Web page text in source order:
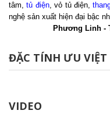
tâm,tủ điện, vỏ tủ điện,
nghệ sản xuất hiện đại bậc
Phương Linh -
ĐẶC TÍNH ƯU VIỆT
VIDEO